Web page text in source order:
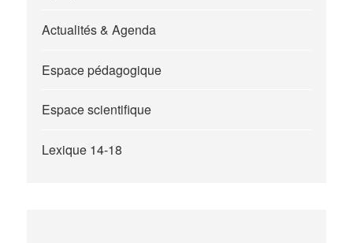
Actualités & Agenda
Espace pédagogique
Espace scientifique
Lexique 14-18